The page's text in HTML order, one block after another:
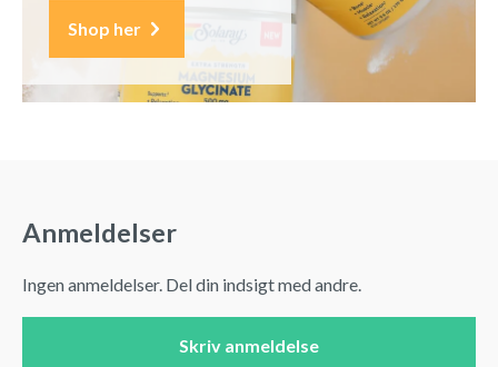
Shop her
Anmeldelser
Ingen anmeldelser. Del din indsigt med andre.
Skriv anmeldelse